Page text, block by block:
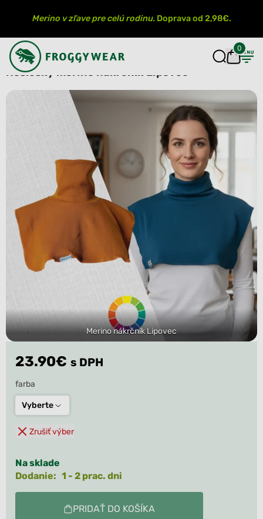
Merino v zľave pre celú rodinu. Doprava od 2,98€.
0
Nosičský merino nákrčník Lipovec
Merino nákrčník Lipovec
23.90€ s DPH
farba
Vyberte
Zrušiť výber
Na sklade
Dodanie: 1 - 2 prac. dni
PRIDAŤ DO KOŠÍKA